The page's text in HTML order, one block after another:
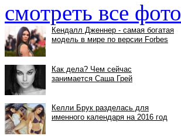
смотреть все фото